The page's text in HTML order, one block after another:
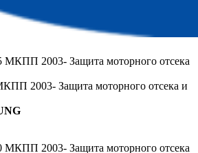
2003- Защита моторного отсека и